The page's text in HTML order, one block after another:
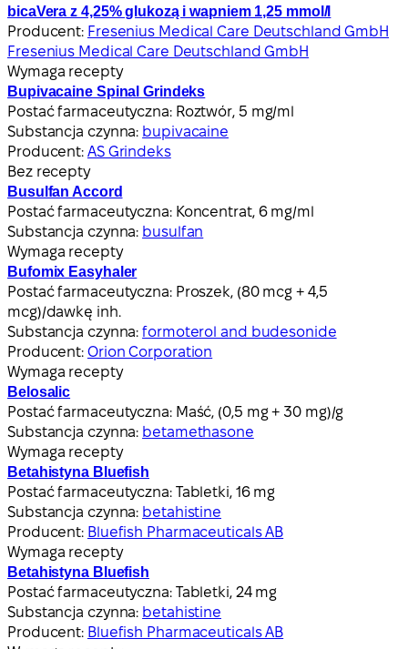
bicaVera z 4,25% glukozą i wapniem 1,25 mmol/l
Producent: Fresenius Medical Care Deutschland GmbH
Fresenius Medical Care Deutschland GmbH
Wymaga recepty
Bupivacaine Spinal Grindeks
Postać farmaceutyczna: Roztwór, 5 mg/ml
Substancja czynna: bupivacaine
Producent: AS Grindeks
Bez recepty
Busulfan Accord
Postać farmaceutyczna: Koncentrat, 6 mg/ml
Substancja czynna: busulfan
Wymaga recepty
Bufomix Easyhaler
Postać farmaceutyczna: Proszek, (80 mcg + 4,5
mcg)/dawkę inh.
Substancja czynna:formoterol and budesonide
Producent: Orion Corporation
Wymaga recepty
Belosalic
Postać farmaceutyczna: Maść, (0,5 mg + 30 mg)/g
Substancja czynna: betamethasone
Wymaga recepty
Betahistyna Bluefish
Postać farmaceutyczna: Tabletki, 16 mg
Substancja czynna: betahistine
Producent: Bluefish Pharmaceuticals AB
Wymaga recepty
Betahistyna Bluefish
Postać farmaceutyczna: Tabletki, 24 mg
Substancja czynna: betahistine
Producent: Bluefish Pharmaceuticals AB